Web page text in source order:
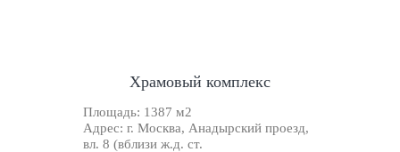
Храмовый комплекс
Площадь: 1387 м2
Адрес: г. Москва, Анадырский проезд,
вл. 8 (вблизи ж.д. ст.